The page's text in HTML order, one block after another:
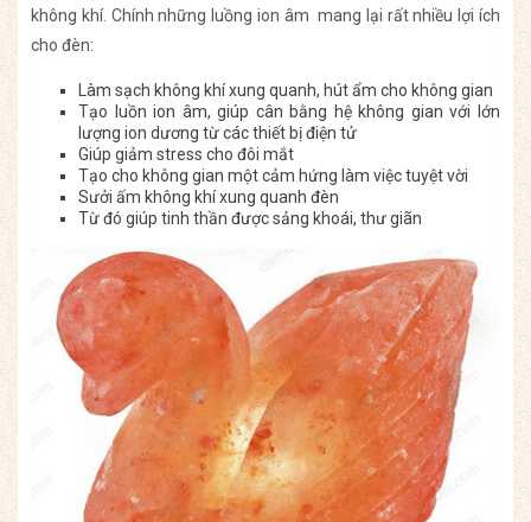
không khí. Chính những luồng ion âm mang lại rất nhiều lợi ích
cho đèn:
Làm sạch không khí xung quanh, hút ẩm cho không gian
Tạo luồn ion âm, giúp cân bằng hệ không gian với lớn
lượng ion dương từ các thiết bị điện tử
Giúp giảm stress cho đôi mắt
Tạo cho không gian một cảm hứng làm việc tuyệt vời
Sưởi ấm không khí xung quanh đèn
Từ đó giúp tinh thần được sảng khoái, thư giãn